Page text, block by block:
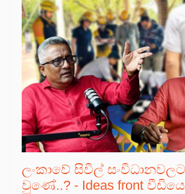
ලංකාවේ සිවිල්
වුණේ..? - Ideas front